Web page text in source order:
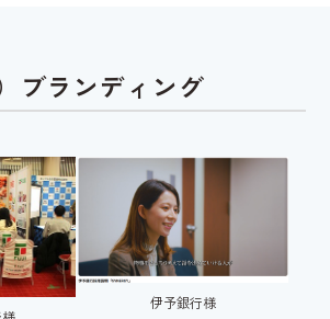
ブランディング
伊予銀行様